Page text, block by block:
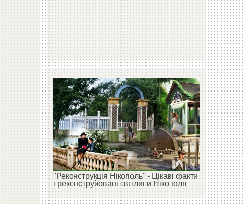
"Реконструкція Нікополь" - Цікаві факти
і реконструйовані світлини Нікополя